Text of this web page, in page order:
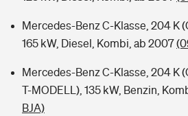
Mercedes-Benz C-Klasse, 204 K
165 kW, Diesel, Kombi, ab 2007
Mercedes-Benz C-Klasse, 204 K
T-MODELL), 135 kW, Benzin,
BJA)